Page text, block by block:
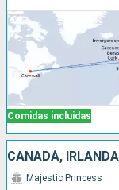
Comidas incluidas
CANADÁ,
Majestic Princess